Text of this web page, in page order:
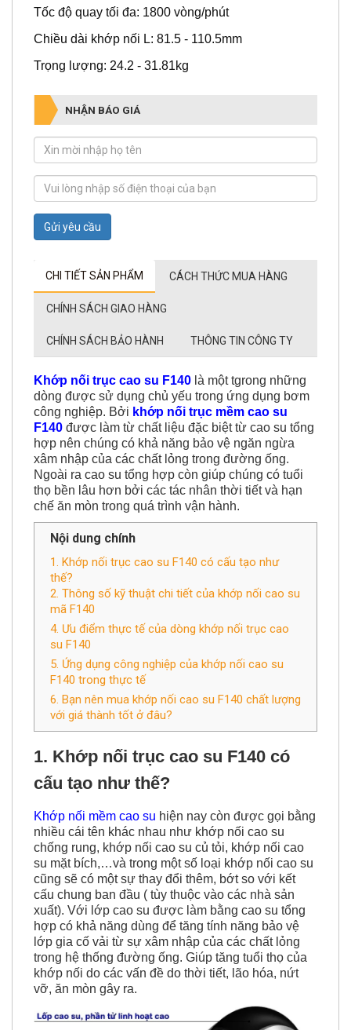
Chiều dài khớp nối L: 81.5 - 110.5mm
Trọng lượng: 24.2 - 31.81kg
Khớp nối trục cao su F140là một tgrong những
dòng được sử dụng chủ yếu trong ứng dụng bơm
công nghiệp. Bởikhớp nối trục mềm cao su
F140 được làm từ chất liệu đặc biệt từ cao su tổng
hợp nên chúng có khả năng bảo vệ ngăn ngừa
xâm nhập của các chất lỏng trong đường ống.
Ngoài ra cao su tổng hợp còn giúp chúng có tuổi
thọ bền lâu hơn bởi các tác nhân thời tiết và hạn
chế ăn mòn trong quá trình vận hành.
Nội dung chính
1. Khớp nối trục cao su F140 có cấu tạo như
thế?
2. Thông số kỹ thuật chi tiết của khớp nối cao su
mã F140
4. Ưu điểm thực tế của dòng khớp nối trục cao
su F140
5. Ứng dụng công nghiệp của khớp nối cao su
F140 trong thực tế
6. Bạn nên mua khớp nối cao su F140 chất lượng
với giá thành tốt ở đâu?
1. Khớp nối trục cao su F140 có
cấu tạo như thế?
Khớp nối mềm cao su
nhiều cái tên khác nhau như khớp nối cao su
chống rung, khớp nối cao su củ tỏi, khớp nối cao
su mặt bích,…và trong một số loại khớp nối cao su
cũng sẽ có một sự thay đổi thêm, bớt so với kết
cấu chung ban đầu ( tùy thuộc vào các nhà sản
xuất). Với lớp cao su được làm bằng cao su tổng
hợp có khả năng dùng để tăng tính năng bảo vệ
lớp gia cố vải từ sự xâm nhập của các chất lỏng
trong hệ thống đường ống. Giúp tăng tuổi thọ của
khớp nối do các vấn đề do thời tiết, lão hóa, nứt
vỡ, ăn mòn gây ra.